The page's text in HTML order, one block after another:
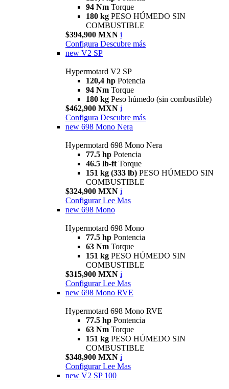
94 Nm Torque
180 kg PESO HÚMEDO SIN
COMBUSTIBLE
$394,900 MXN i
Configura Descubre más
new V2 SP
Hypermotard V2 SP
120,4 hp Potencia
94 Nm Torque
180 kg Peso húmedo (sin combustible)
$462,900 MXN i
Configura Descubre más
new 698 Mono Nera
Hypermotard 698 Mono Nera
77.5 hp Potencia
46.5 lb-ft Torque
151 kg (333 lb) PESO HÚMEDO SIN
COMBUSTIBLE
$324,900 MXN i
Configurar Lee Mas
new 698 Mono
Hypermotard 698 Mono
77.5 hp Pontencia
63 Nm Torque
151 kg PESO HÚMEDO SIN
COMBUSTIBLE
$315,900 MXN i
Configurar Lee Mas
new 698 Mono RVE
Hypermotard 698 Mono RVE
77.5 hp Pontencia
63 Nm Torque
151 kg PESO HÚMEDO SIN
COMBUSTIBLE
$348,900 MXN i
Configurar Lee Mas
new V2 SP 100